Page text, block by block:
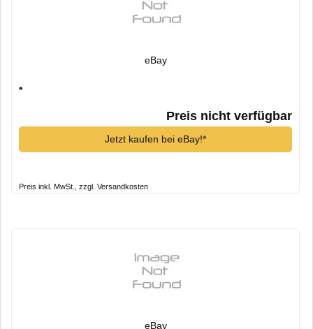
eBay
*
Preis nicht verfügbar
Jetzt kaufen bei eBay!*
Preis inkl. MwSt., zzgl. Versandkosten
eBay